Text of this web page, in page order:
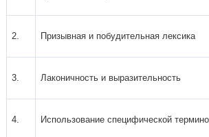
2. Призывная и побудительная лексика
3. Лаконичность и выразительность
4. Использование специфической